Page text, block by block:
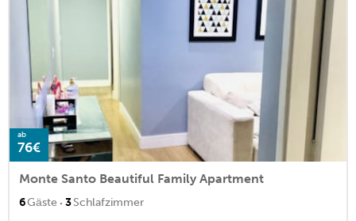
ab
76€
Monte Santo Beautiful Family Apartment
6Gäste · 3Schlafzimmer